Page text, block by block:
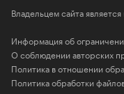
Владельцем сайта
Информация об
О соблюдении авторских
Политика в отношении
Политика обработки